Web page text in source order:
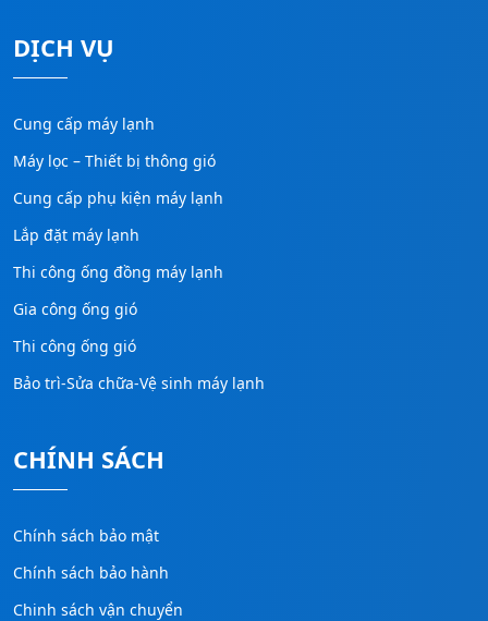
DỊCH VỤ
Cung cấp máy lạnh
Máy lọc – Thiết bị thông gió
Cung cấp phụ kiện máy lạnh
Lắp đặt máy lạnh
Thi công ống đồng máy lạnh
Gia công ống gió
Thi công ống gió
Bảo trì-Sửa chữa-Vệ sinh máy lạnh
CHÍNH SÁCH
Chính sách bảo mật
Chính sách bảo hành
Chinh sách vận chuyển